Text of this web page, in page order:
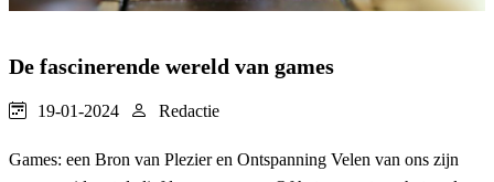
De fascinerende wereld van games
19-01-2024 Redactie
Games: een Bron van Plezier en Ontspanning Velen van ons zijn